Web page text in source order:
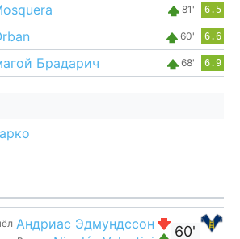
81' 6.5
60' 6.6
Брадарич 68' 6.9
60'
Андриас Эдмундссон